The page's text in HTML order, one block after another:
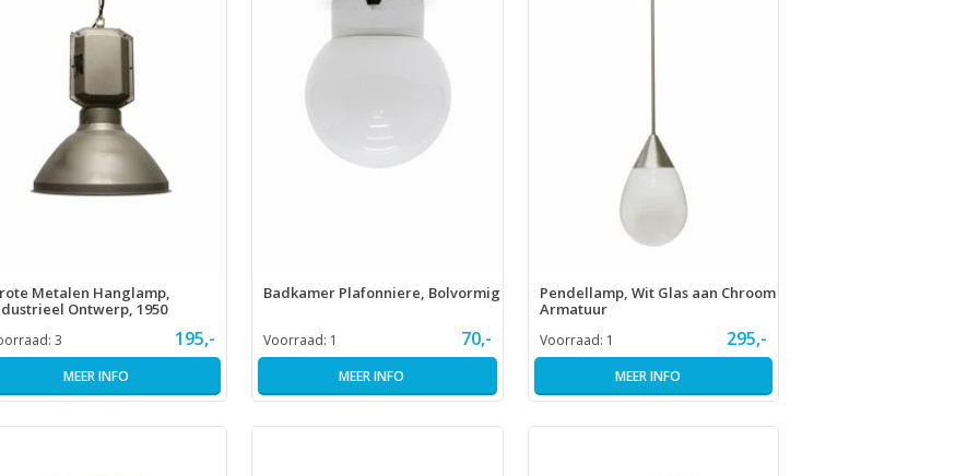
Metalen Hanglamp,
Ontwerp, 1950
3 195,-
MEER INFO
Badkamer Plafonniere, Bolvormig
Voorraad: 1 70,-
MEER INFO
Pendellamp, Wit Glas aan Chroom
Armatuur
Voorraad: 1 295,-
MEER INFO